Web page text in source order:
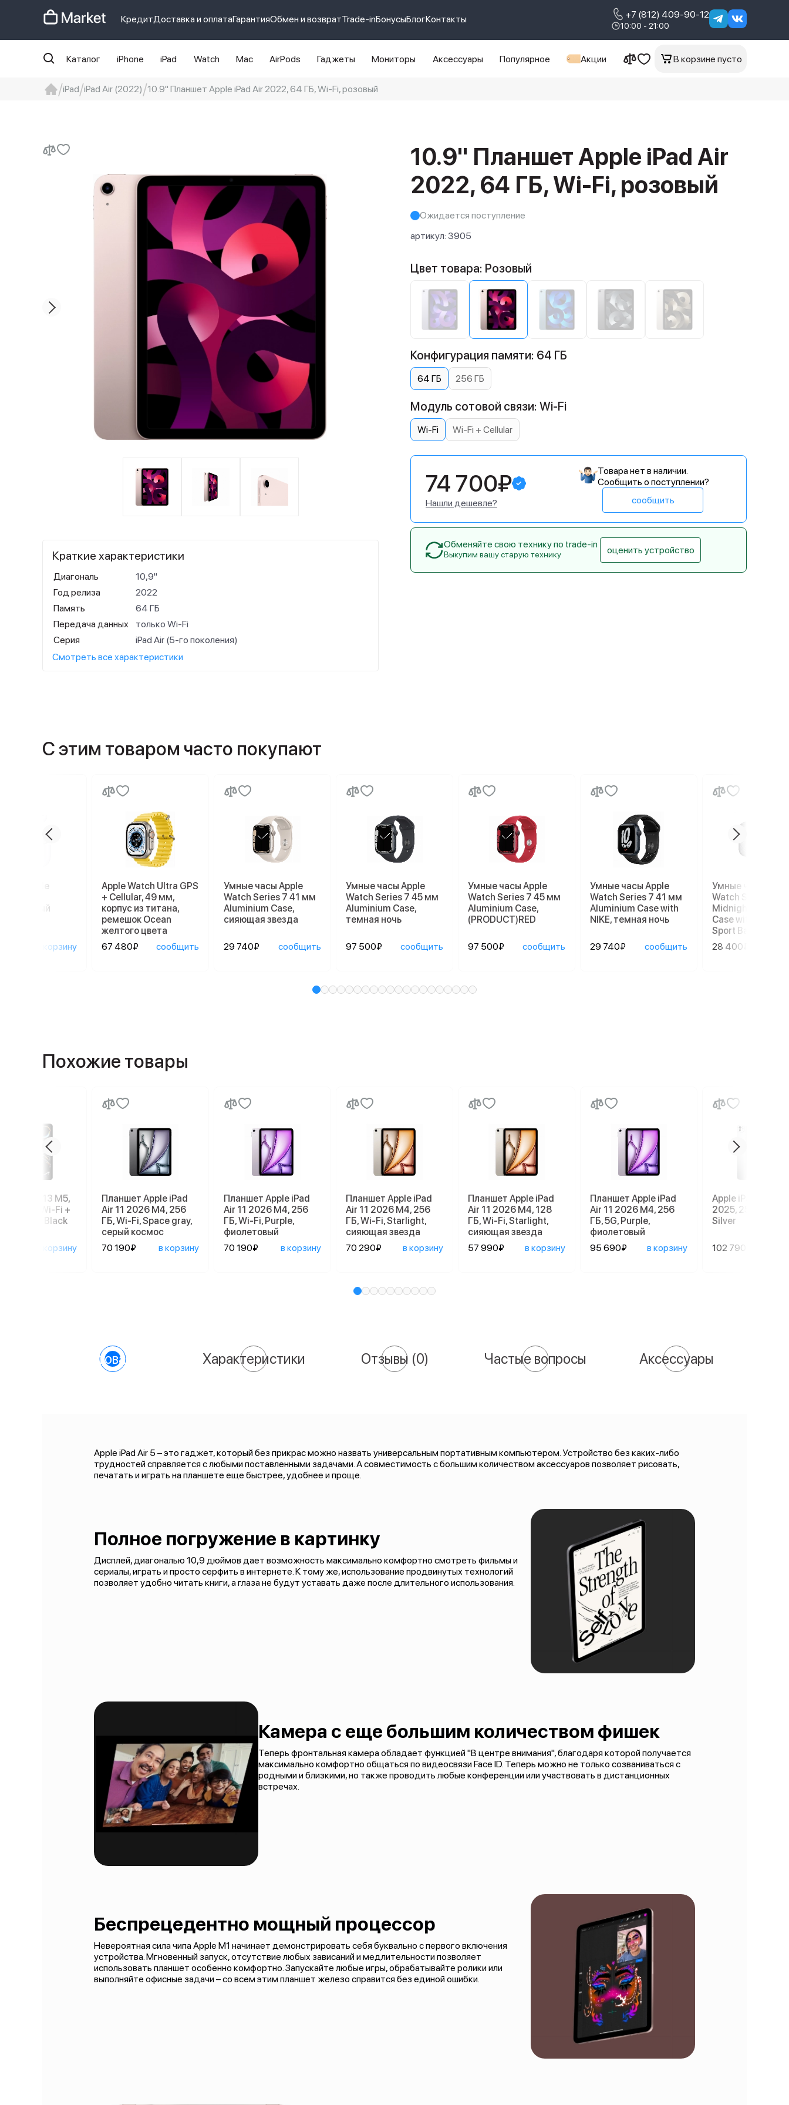
КредитДоставка и оплатаГарантияОбмен и возвратTrade-inБонусыБлогКонтакты +7 (812) 409-90-12
10:00 - 21:00
Каталог iPhone iPad Watch Mac AirPods Гаджеты Мониторы Аксессуары Популярное Акции В корзине пусто
iPad iPad Air (2022) 10.9" Планшет Apple iPad Air 2022, 64 ГБ, Wi-Fi, розовый
10.9" Планшет Apple iPad Air
2022, 64 ГБ, Wi-Fi, розовый
Ожидается поступление
артикул: 3905
Краткие характеристики
Диагональ
10,9"
Год релиза
2022
Память
64 ГБ
Передача данных
только Wi-Fi
Серия
iPad Air (5-го поколения)
Смотреть все характеристики
Цвет товара: Розовый
Конфигурация памяти: 64 ГБ
64 ГБ 256 ГБ
Модуль сотовой связи: Wi-Fi
Wi-Fi Wi-Fi + Cellular
74 700₽
Нашли дешевле?
Товара нет в наличии.
Сообщить о поступлении?
сообщить
Обменяйте свою технику по trade-in
Выкупим вашу старую технику оценить устройство
С этим товаром часто покупают
Apple
белый
в корзину
Apple Watch Ultra GPS
+ Cellular, 49 мм,
корпус из титана,
ремешок Ocean
желтого цвета
67 480₽
сообщить
Умные часы Apple
Watch Series 7 41 мм
Aluminium Case,
сияющая звезда
29 740₽ сообщить
Умные часы Apple
Watch Series 7 45 мм
Aluminium Case,
темная ночь
97 500₽ сообщить
Умные часы Apple
Watch Series 7 45 мм
Aluminium Case,
(PRODUCT)RED
97 500₽ сообщить
Умные часы Apple
Watch Series 7 41 мм
Aluminium Case with
NIKE, темная ночь
29 740₽ сообщить
Умные часы
Watch Series 8
Midnight
Case with
Sport Band
28 400₽
Похожие товары
iPad Pro 13 M5,
512 GB, Wi-Fi +
Space Black
в корзину
Планшет Apple iPad
Air 11 2026 M4, 256
ГБ, Wi-Fi, Space gray,
серый космос
70 190₽
в корзину
Планшет Apple iPad
Air 11 2026 M4, 256
ГБ, Wi-Fi, Purple,
фиолетовый
70 190₽
в корзину
Планшет Apple iPad
Air 11 2026 M4, 256
ГБ, Wi-Fi, Starlight,
сияющая звезда
70 290₽
в корзину
Планшет Apple iPad
Air 11 2026 M4, 128
ГБ, Wi-Fi, Starlight,
сияющая звезда
57 990₽
в корзину
Планшет Apple iPad
Air 11 2026 M4, 256
ГБ, 5G, Purple,
фиолетовый
95 690₽
в корзину
Apple iPad Pro 13
2025, 256 GB,
Silver
102 790₽
О товаре Характеристики Отзывы (0) Частые вопросы Аксессуары
Apple iPad Air 5 – это гаджет, который без прикрас можно назвать универсальным портативным компьютером. Устройство без каких-либо
трудностей справляется с любыми поставленными задачами. А совместимость с большим количеством аксессуаров позволяет рисовать,
печатать и играть на планшете еще быстрее, удобнее и проще.
Полное погружение в картинку
Дисплей, диагональю 10,9 дюймов дает возможность максимально комфортно смотреть фильмы и
сериалы, играть и просто серфить в интернете. К тому же, использование продвинутых технологий
позволяет удобно читать книги, а глаза не будут уставать даже после длительного использования.
Камера с еще большим количеством фишек
Теперь фронтальная камера обладает функцией "В центре внимания", благодаря которой получается
максимально комфортно общаться по видеосвязи Face ID. Теперь можно не только созваниваться с
родными и близкими, но также проводить любые конференции или участвовать в дистанционных
встречах.
Беспрецедентно мощный процессор
Невероятная сила чипа Apple M1 начинает демонстрировать себя буквально с первого включения
устройства. Мгновенный запуск, отсутствие любых зависаний и медлительности позволяет
использовать планшет особенно комфортно. Запускайте любые игры, обрабатывайте ролики или
выполняйте офисные задачи – со всем этим планшет железо справится без единой ошибки.